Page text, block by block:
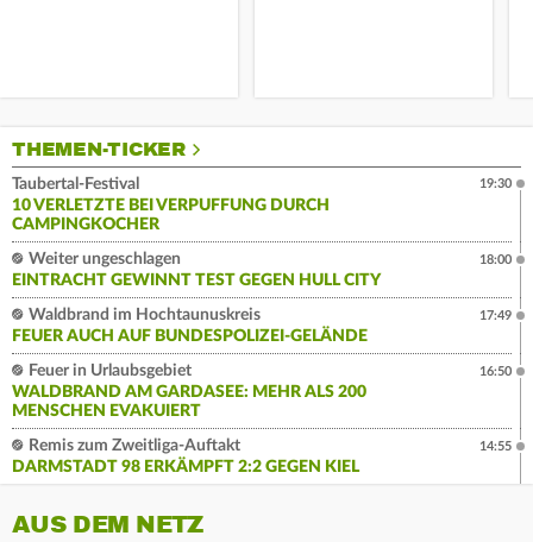
THEMEN-TICKER
Taubertal-Festival
10 VERLETZTE BEI VERPUFFUNG DURCH
CAMPINGKOCHER
19:30
Weiter ungeschlagen
EINTRACHT GEWINNT TEST GEGEN HULL CITY
18:00
Waldbrand im Hochtaunuskreis
FEUER AUCH AUF BUNDESPOLIZEI-GELÄNDE
17:49
Feuer in Urlaubsgebiet
WALDBRAND AM GARDASEE: MEHR ALS 200
MENSCHEN EVAKUIERT
16:50
Remis zum Zweitliga-Auftakt
DARMSTADT 98 ERKÄMPFT 2:2 GEGEN KIEL
14:55
AUS DEM NETZ